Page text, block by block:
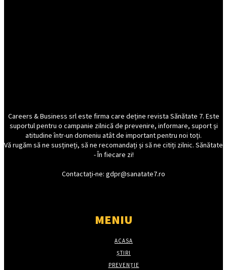
Careers & Business srl este firma care deține revista Sănătate 7. Este
suportul pentru o campanie zilnică de prevenire, informare, suport și
atitudine într-un domeniu atât de important pentru noi toți.
Vă rugăm să ne susțineți, să ne recomandați și să ne citiți zilnic. Sănătate
- În fiecare zi!
Contactați-ne: gdpr@sanatate7.ro
MENIU
ACASA
ȘTIRI
PREVENȚIE